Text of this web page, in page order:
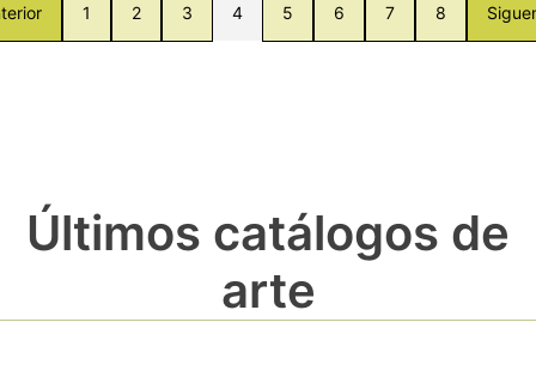
1 2 3 4 5 6 7 8
Últimos catálogos de
arte